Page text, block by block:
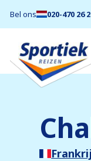
Bel ons 020-470 26